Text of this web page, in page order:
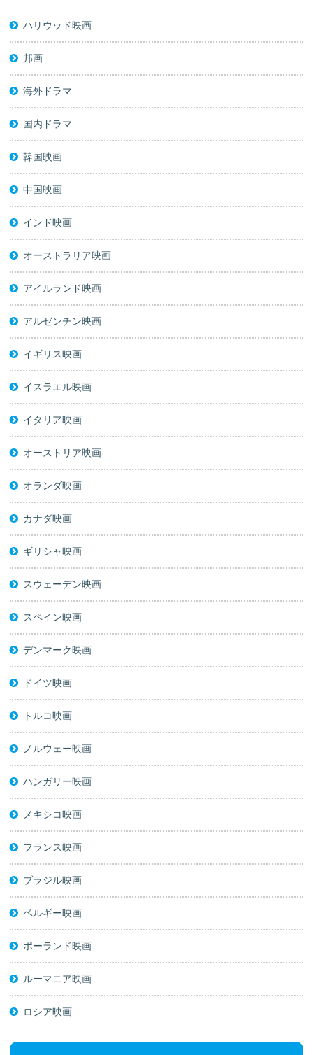
ハリウッド映画
邦画
海外ドラマ
国内ドラマ
韓国映画
中国映画
インド映画
オーストラリア映画
アイルランド映画
アルゼンチン映画
イギリス映画
イスラエル映画
イタリア映画
オーストリア映画
オランダ映画
カナダ映画
ギリシャ映画
スウェーデン映画
スペイン映画
デンマーク映画
ドイツ映画
トルコ映画
ノルウェー映画
ハンガリー映画
メキシコ映画
フランス映画
ブラジル映画
ベルギー映画
ポーランド映画
ルーマニア映画
ロシア映画